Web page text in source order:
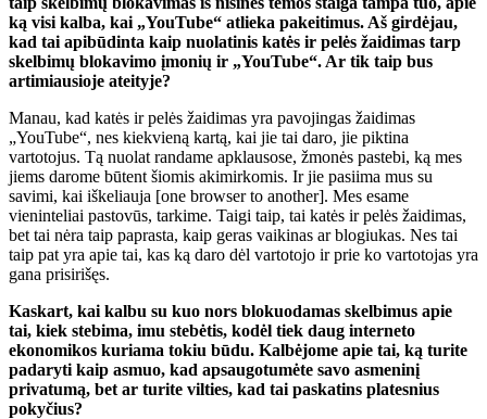
ką visi kalba, kai „YouTube“ atlieka pakeitimus. Aš girdėjau,
kad tai apibūdinta kaip nuolatinis katės ir pelės žaidimas tarp
skelbimų blokavimo įmonių ir „YouTube“. Ar tik taip bus
artimiausioje ateityje?
Manau, kad katės ir pelės žaidimas yra pavojingas žaidimas
„YouTube“, nes kiekvieną kartą, kai jie tai daro, jie piktina
vartotojus. Tą nuolat randame apklausose, žmonės pastebi, ką mes
jiems darome būtent šiomis akimirkomis. Ir jie pasiima mus su
savimi, kai iškeliauja [one browser to another]. Mes esame
vieninteliai pastovūs, tarkime. Taigi taip, tai katės ir pelės žaidimas,
bet tai nėra taip paprasta, kaip geras vaikinas ar blogiukas. Nes tai
taip pat yra apie tai, kas ką daro dėl vartotojo ir prie ko vartotojas yra
gana prisirišęs.
Kaskart, kai kalbu su kuo nors blokuodamas skelbimus apie
tai, kiek stebima, imu stebėtis, kodėl tiek daug interneto
ekonomikos kuriama tokiu būdu. Kalbėjome apie tai, ką turite
padaryti kaip asmuo, kad apsaugotumėte savo asmeninį
privatumą, bet ar turite vilties, kad tai paskatins platesnius
pokyčius?